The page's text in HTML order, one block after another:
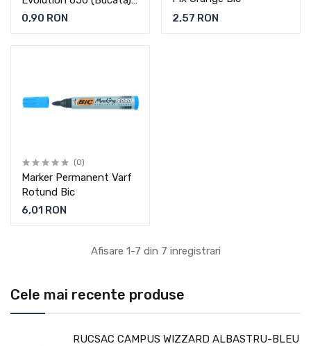
Cele mai recente produse
RUCSAC CAMPUS WIZZARD ALBASTRU-BLEU
Bic
0,90 RON
2,57 RON
(0)
Marker Permanent Varf
Rotund Bic
6,01 RON
Afisare 1-7 din 7 inregistrari